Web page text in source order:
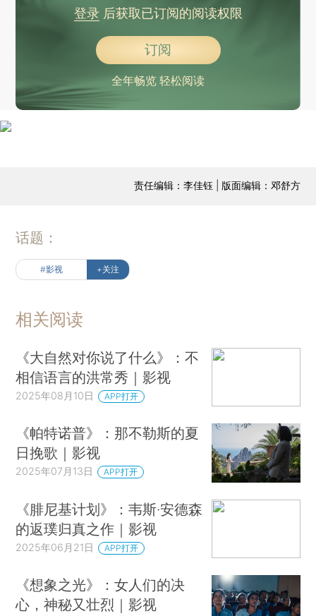
登录后获取已订阅的阅读权限
订阅
全年畅览 轻松阅读
责任编辑：李佳钰 | 版面编辑：邓舒方
话题：
#影视 +关注
相关阅读
《大自然对你说了什么》：不
相信语言的洪常秀｜影视
2025年08月10日 APP打开
《帕特诺普》：那不勒斯的夏
日挽歌｜影视
2025年07月13日 APP打开
《腓尼基计划》：韦斯·安德森
的返璞归真之作｜影视
2025年06月21日 APP打开
《想象之光》：女人们的决
心，神秘又壮烈｜影视